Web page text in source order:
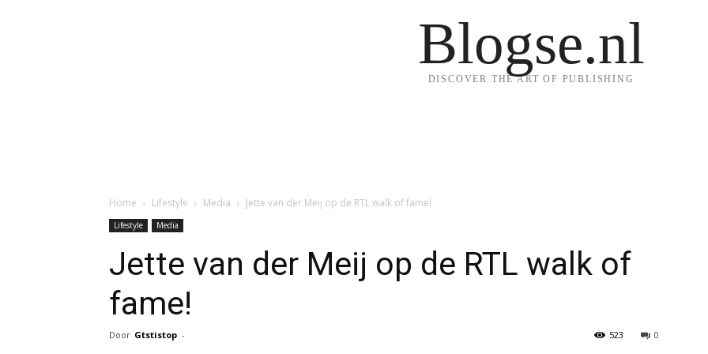
Blogse.nl
DISCOVER THE ART OF PUBLISHING
Home Lifestyle Media Jette van der Meij op de RTL walk of fame!
Lifestyle Media
Jette van der Meij op de RTL walk of
fame!
Door Gtstistop - 0
523